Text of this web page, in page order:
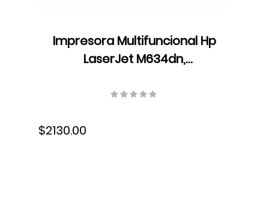
Impresora Multifuncional Hp
LaserJet M634dn,
Ethernet, Fax, Dúplex, Láser,
$2130.00